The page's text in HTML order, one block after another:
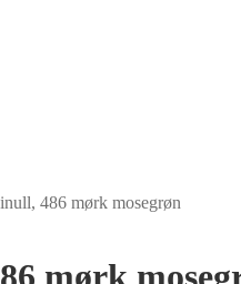
486 mørk mosegrøn